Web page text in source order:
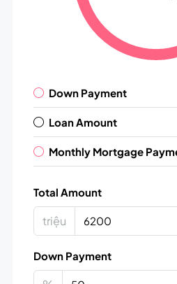
Down Payment
Loan Amount
Monthly Mortgage
Total Amount
triệu
Down Payment